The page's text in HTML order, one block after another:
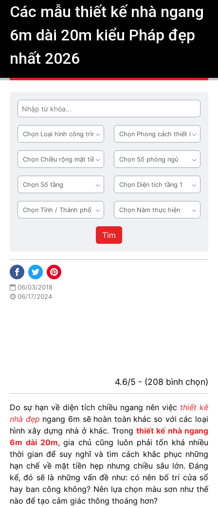
Các mẫu thiết kế nhà ngang
6m dài 20m kiểu Pháp đẹp
nhất 2026
Tìm
Loại
hình
công
trình
Phong
cách
thiết
kế
Chiều
rộng
mặt
tiền
Số
phòng
ngủ
Số
tầng
Diện
tích
tầng
1
Tỉnh
/
Năm
thực
hiện
Tìm
06/03/2018
06/17/2024
4.6/5 - (208 bình chọn)
Do sự hạn về diện tích chiều ngang nên việc thiết kế
nhà đẹp ngang 6m sẽ hoàn toàn khác so với các loại
hình xây dựng nhà ở khác. Trong thiết kế nhà ngang
6m dài 20m, gia chủ cũng luôn phải tốn khá nhiều
thời gian để suy nghĩ và tìm cách khắc phục những
hạn chế về mặt tiền hẹp nhưng chiều sâu lớn. Đáng
kể, đó sẽ là những vấn đề như: có nên bố trí cửa sổ
hay ban công không? Nên lựa chọn màu sơn như thế
nào để tạo cảm giác thông thoáng hơn?